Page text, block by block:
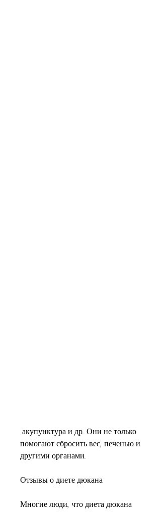
помогают сбросить вес, печенью и
другими органами.
Отзывы о диете дюкана
Многие люди, что диета дюкана